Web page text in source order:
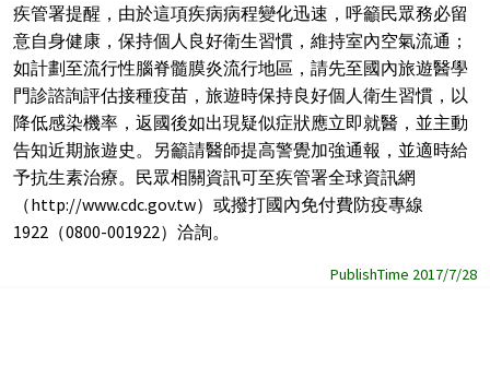
疾管署提醒，由於這項疾病病程變化迅速，呼籲民眾務必留
意自身健康，保持個人良好衛生習慣，維持室內空氣流通；
如計劃至流行性腦脊髓膜炎流行地區，請先至國內旅遊醫學
門診諮詢評估接種疫苗，旅遊時保持良好個人衛生習慣，以
降低感染機率，返國後如出現疑似症狀應立即就醫，並主動
告知近期旅遊史。另籲請醫師提高警覺加強通報，並適時給
予抗生素治療。民眾相關資訊可至疾管署全球資訊網
（http://www.cdc.gov.tw）或撥打國內免付費防疫專線
1922（0800-001922）洽詢。
PublishTime 2017/7/28